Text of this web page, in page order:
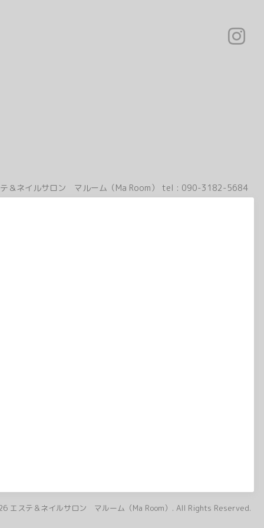
＆ネイルサロン マルーム（Ma Room） tel : 090-3182-5684
エステ＆ネイルサロン マルーム（Ma Room） . All Rights Reserved.